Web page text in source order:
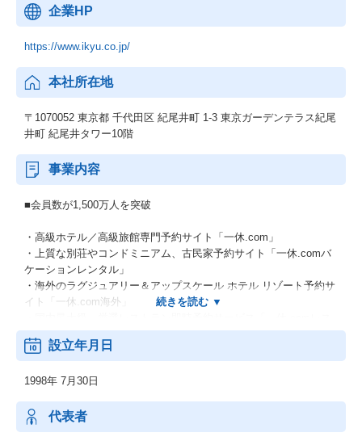
企業HP
https://www.ikyu.co.jp/
本社所在地
〒1070052 東京都 千代田区 紀尾井町 1-3 東京ガーデンテラス紀尾
井町 紀尾井タワー10階
事業内容
■会員数が1,500万人を突破
・高級ホテル／高級旅館専門予約サイト「一休.com」
・上質な別荘やコンドミニアム、古民家予約サイト「一休.comバ
ケーションレンタル」
・海外のラグジュアリー＆アップスケール ホテル リゾート予約サ
イト「一休.com海外」
トラン」
・極上の癒しを体験できる、厳選スパ「一休.comスパ」
り寄せ」
・厳選された宿泊施設の割引クーポンが返礼品で選べる「一休.co
mふるさと納税」
設立年月日
1998年 7月30日
代表者